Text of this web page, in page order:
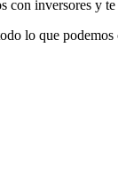
inversores y
lo que podemos